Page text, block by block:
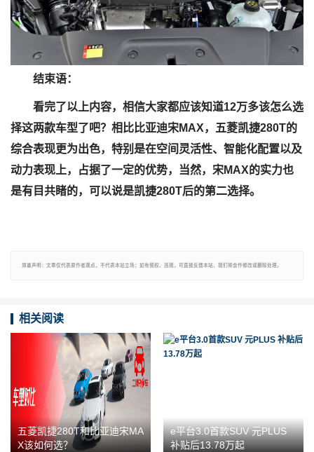
结束语：
看完了以上内容，相信大家都应该知道12万多该怎么选
择这两款车型了吧？相比比亚迪宋MAX，五菱凯捷280T的
综合表现更为出色，特别是在空间灵活性、智能化配置以及
动力表现上，占据了一定的优势，当然，宋MAX的实力也
是有目共睹的，可以说是凯捷280T后的第二选择。
郑重声明：文章仅代表原作者观点，不代表本站立场；如有侵权、违规，可直接反馈本站，我们将会作修改或删除处理。
相关阅读
五菱凯捷280T和比亚迪宋MA
X该如何选？
e平台3.0首款SUV 元PLUS
补贴后13.78万起